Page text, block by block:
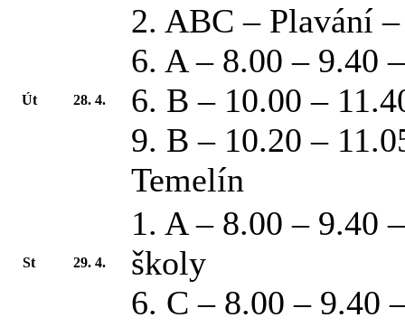
Út 28. 4.
2. ABC – Plavání
6. A – 8.00 – 9.40
6. B – 10.00 –
9. B – 10.20 –
Temelín
St 29. 4.
1. A – 8.00 – 9.40
školy
6. C – 8.00 – 9.40